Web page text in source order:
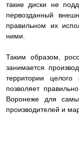
такие диски не
первозданный
правильном их
ними.
Таким образом,
занимается
территории целого
позволяет
Воронеже для
производителей и